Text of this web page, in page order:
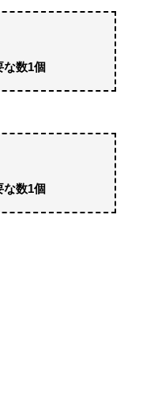
な数1個
な数1個